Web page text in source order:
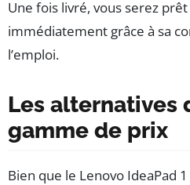
Une fois livré, vous serez prêt
immédiatement grâce à sa
l’emploi.
Les alternatives
gamme de prix
Bien que le Lenovo IdeaPad